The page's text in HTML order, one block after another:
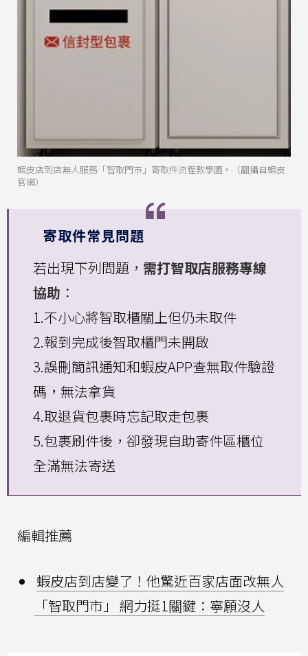
蝦皮店到店無人服務「智取門市」寄取件流程教學圖。（翻攝自蝦皮
官網）
寄取件常見問題
若出現下列問題， 需打智取店服務專線
協助 ：
1.不小心將智取櫃關上但仍未取件
2.報到完成後智取櫃門未開啟
3.誤刪簡訊通知和蝦皮APP查無取件驗證
碼，無法拿貨
4.取退貨包裹時忘記取走包裹
5.包裹刷件後，卻發現自助寄件區櫃位
全滿無法寄送
編輯推薦
蝦皮店到店變了！他驚近百家店面改無人
「智取門市」 網力挺1關鍵：寧願沒人